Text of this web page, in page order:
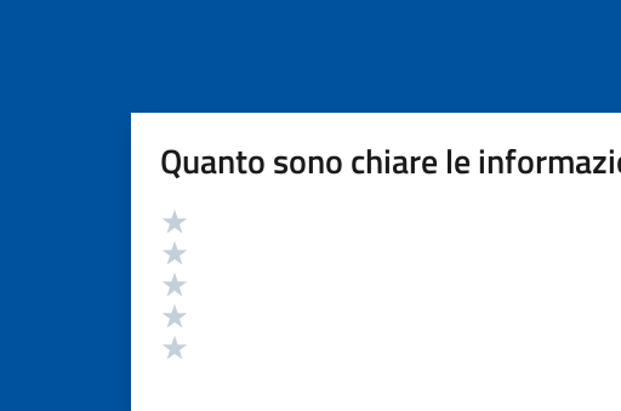
Quanto sono chiare le
Valutazione